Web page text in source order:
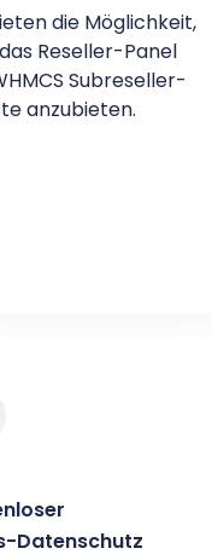
die Möglichkeit,
Reseller-Panel
Subreseller-
anzubieten.
Datenschutz